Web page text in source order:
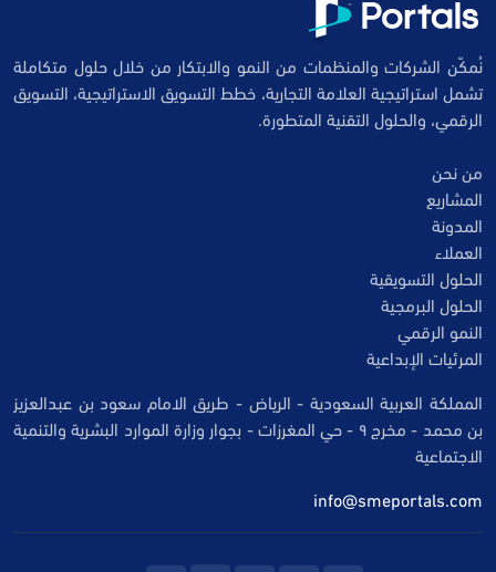
نُمكّن الشركات والمنظمات من النمو والابتكار من خلال حلول متكاملة
تشمل استراتيجية العلامة التجارية، خطط التسويق الاستراتيجية، التسويق
الرقمي، والحلول التقنية المتطورة.
من نحن
المشاريع
المدونة
العملاء
الحلول التسويقية
الحلول البرمجية
النمو الرقمي
المرئيات الإبداعية
المملكة العربية السعودية - الرياض - طريق الامام سعود بن عبدالعزيز
بن محمد - مخرج ٩ - حي المغرزات - بجوار وزارة الموارد البشرية والتنمية
الاجتماعية
info@smeportals.com